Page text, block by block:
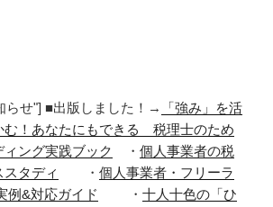
らせ"] ■出版しました！→
「強み」を活
む！あなたにもできる 税理士のため
ング実践ブック
・ 個人事業者の税
タディ
・ 個人事業者・フリーラ
例&対応ガイド
・ 十人十色の「ひ